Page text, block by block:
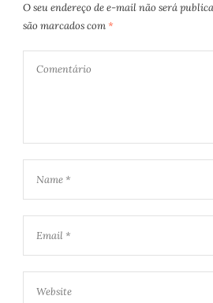
O seu endereço de e-mail não será
são marcados com *